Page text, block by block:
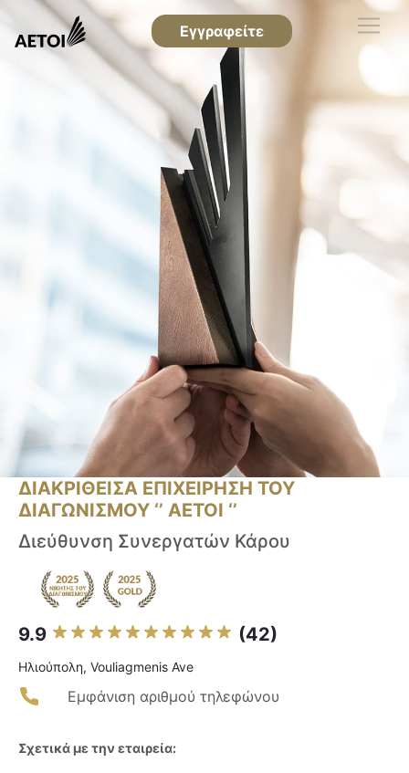
Εγγραφείτε
ΔΙΑΚΡΙΘΕΙΣΑ ΕΠΙΧΕΙΡΗΣΗ ΤΟΥ
ΔΙΑΓΩΝΙΣΜΟΥ ‘’ ΑΕΤΟΙ ‘’
Διεύθυνση Συνεργατών Κάρου
9.9 (42)
Ηλιούπολη, Vouliagmenis Ave
Εμφάνιση αριθμού τηλεφώνου
Σχετικά με την εταιρεία: